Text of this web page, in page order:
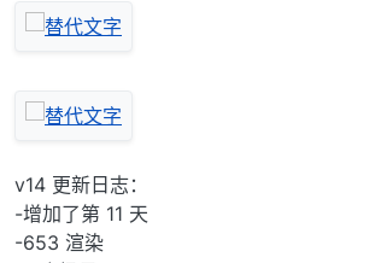
v14 更新日志：
-增加了第 11 天
-653 渲染